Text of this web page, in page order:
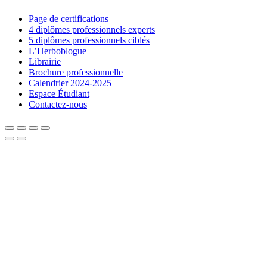
Page de certifications
4 diplômes professionnels experts
5 diplômes professionnels ciblés
L’Herboblogue
Librairie
Brochure professionnelle
Calendrier 2024-2025
Espace Étudiant
Contactez-nous